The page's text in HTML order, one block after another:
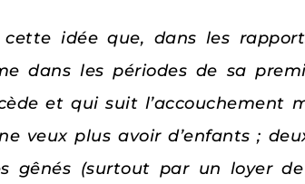
idée que, dans les
dans les périodes de sa
et qui suit l’accouchement
veux plus avoir d’enfants ;
gênés (surtout par un loyer